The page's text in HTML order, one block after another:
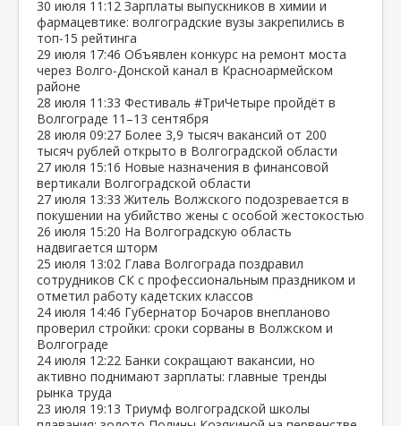
30 июля 11:12 Зарплаты выпускников в химии и
фармацевтике: волгоградские вузы закрепились в
топ‑15 рейтинга
29 июля 17:46 Объявлен конкурс на ремонт моста
через Волго‑Донской канал в Красноармейском
районе
28 июля 11:33 Фестиваль #ТриЧетыре пройдёт в
Волгограде 11–13 сентября
28 июля 09:27 Более 3,9 тысяч вакансий от 200
тысяч рублей открыто в Волгоградской области
27 июля 15:16 Новые назначения в финансовой
вертикали Волгоградской области
27 июля 13:33 Житель Волжского подозревается в
покушении на убийство жены с особой жестокостью
26 июля 15:20 На Волгоградскую область
надвигается шторм
25 июля 13:02 Глава Волгограда поздравил
сотрудников СК с профессиональным праздником и
отметил работу кадетских классов
24 июля 14:46 Губернатор Бочаров внепланово
проверил стройки: сроки сорваны в Волжском и
Волгограде
24 июля 12:22 Банки сокращают вакансии, но
активно поднимают зарплаты: главные тренды
рынка труда
23 июля 19:13 Триумф волгоградской школы